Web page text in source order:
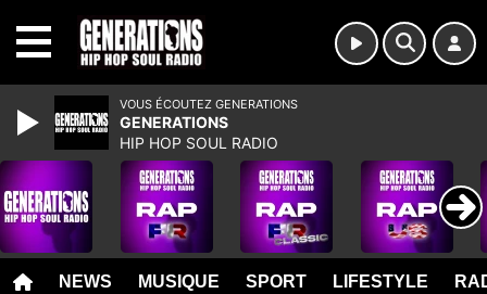
NEWS MUSIQUE SPORT LIFESTYLE
VOUS ÉCOUTEZ GENERATIONS
GENERATIONS
HIP HOP SOUL RADIO